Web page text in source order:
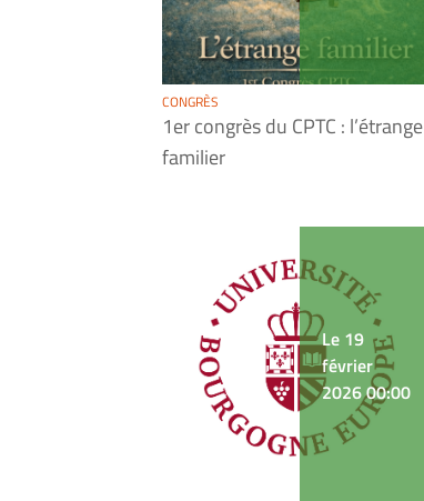
CONGRÈS
1er congrès du CPTC : l’étrange
familier
Le 19
février
2026 00:00